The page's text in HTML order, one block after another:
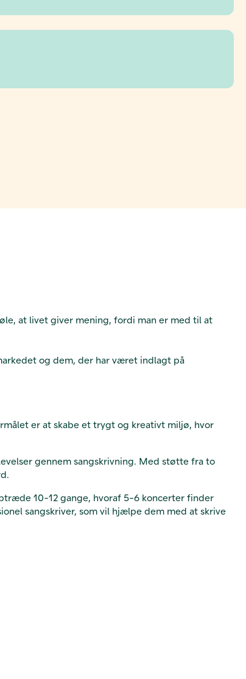
at livet giver mening, fordi man er med til at
og dem, der har været indlagt på
er at skabe et trygt og kreativt miljø, hvor
gennem sangskrivning. Med støtte fra to
10-12 gange, hvoraf 5-6 koncerter finder
sangskriver, som vil hjælpe dem med at skrive